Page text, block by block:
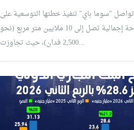
تواصل "سوما باي" تنفيذ خطتها التوسعية على
مساحة إجمالية تصل إلى 10 ملايين متر مربع (نحو
2,500 فدان)، حيث تجاوزت...